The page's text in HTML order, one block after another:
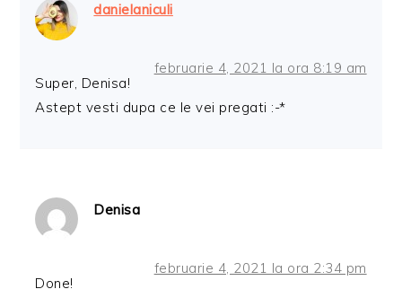
danielaniculi
februarie 4, 2021 la ora 8:19 am
Super, Denisa!
Astept vesti dupa ce le vei pregati :-*
Denisa
februarie 4, 2021 la ora 2:34 pm
Done!